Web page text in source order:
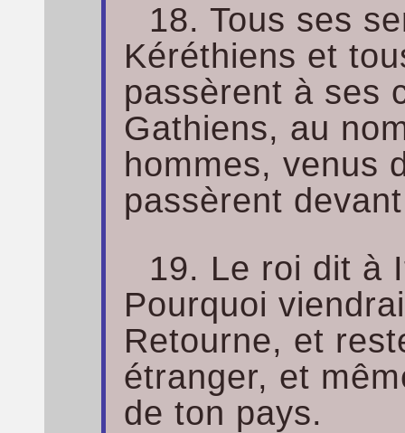
18. Tous ses
Kéréthiens et
passèrent à ses
Gathiens, au
hommes, venus
passèrent
19. Le roi dit à
Pourquoi
Retourne, et
étranger, et
de ton pays.